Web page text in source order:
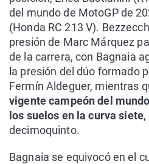
del mundo de MotoGP de
(Honda RC 213 V).
presión de Marc Márquez
de la carrera, con Bagnaia
la presión del dúo formado
Fermín Aldeguer, mientras
vigente campeón del
los suelos en la curva siete,
decimoquinto.
Bagnaia se equivocó en el